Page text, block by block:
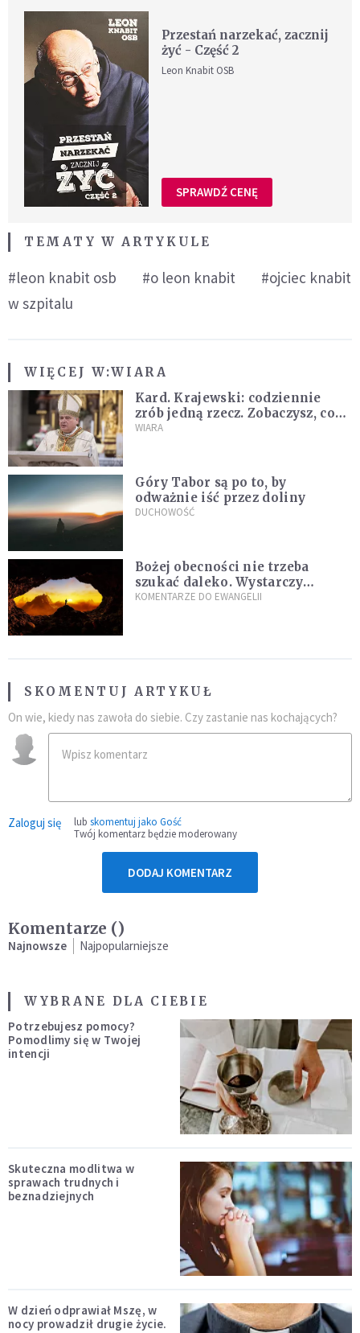
Przestań narzekać, zacznij
żyć - Część 2
Leon Knabit OSB
SPRAWDŹ CENĘ
TEMATY W ARTYKULE
#leon knabit osb #o leon knabit
#ojciec knabit
w szpitalu
WIĘCEJ W:WIARA
Kard. Krajewski: codziennie
zrób jedną rzecz. Zobaczysz, co
stanie się z twoim życiem
WIARA
Góry Tabor są po to, by
odważnie iść przez doliny
DUCHOWOŚĆ
Bożej obecności nie trzeba
szukać daleko. Wystarczy
nauczyć się słuchać
KOMENTARZE DO EWANGELII
SKOMENTUJ ARTYKUŁ
On wie, kiedy nas zawoła do siebie. Czy zastanie nas kochających?
Zaloguj się lub skomentuj jako Gość
Twój komentarz będzie moderowany
DODAJ KOMENTARZ
Komentarze ()
Najnowsze Najpopularniejsze
WYBRANE DLA CIEBIE
Potrzebujesz pomocy?
Pomodlimy się w Twojej
intencji
Skuteczna modlitwa w
sprawach trudnych i
beznadziejnych
W dzień odprawiał Mszę, w
nocy prowadził drugie życie.